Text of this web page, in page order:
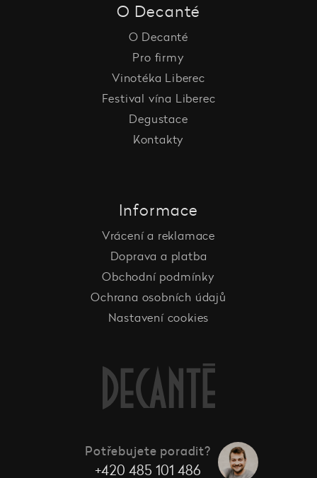
O Decanté
O Decanté
Pro firmy
Vinotéka Liberec
Festival vína Liberec
Degustace
Kontakty
Informace
Vrácení a reklamace
Doprava a platba
Obchodní podmínky
Ochrana osobních údajů
Nastavení cookies
Potřebujete poradit?
+420 485 101 486